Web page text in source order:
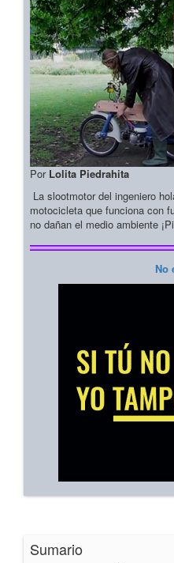
Por Lolita Piedrahita
La slootmotor del ingeniero
motocicleta que funciona con
no dañan el medio ambiente
No
Sumario